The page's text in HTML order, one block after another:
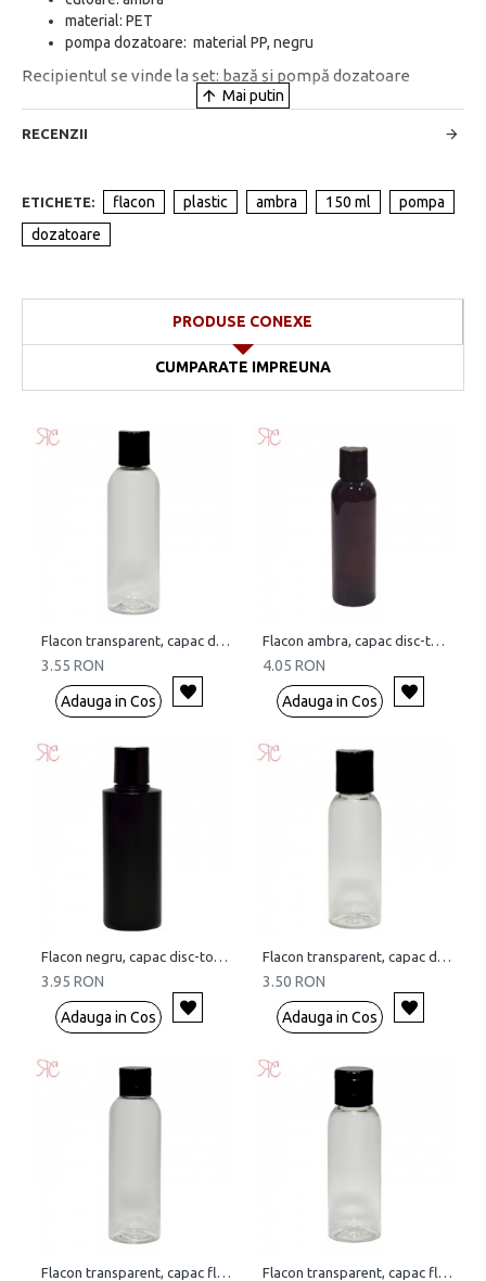
material: PET
pompa dozatoare: material PP, negru
Recipientul se vinde la set: bază și pompă dozatoare
RECENZII
ETICHETE: flacon plastic ambra 150 ml
pompa
dozatoare
PRODUSE CONEXE
CUMPARATE IMPREUNA
Flacon transparent, capac disc-top, 100 ml
3.55 RON
Adauga in Cos
Flacon ambra, capac disc-top, 150 ml
4.05 RON
Adauga in Cos
Flacon negru, capac disc-top, 150 ml
3.95 RON
Adauga in Cos
Flacon transparent, capac disc-top, 50 ml
3.50 RON
Adauga in Cos
Flacon transparent, capac flip-top, 100 ml Flacon transparent, capac flip-top, 50 ml